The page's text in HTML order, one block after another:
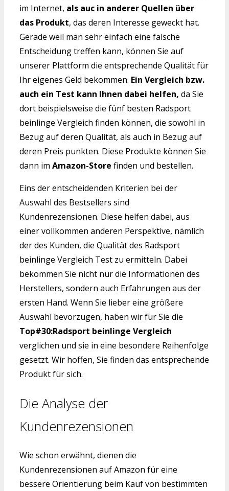
im Internet, als auc in anderer Quellen über
das Produkt, das deren Interesse geweckt hat.
Gerade weil man sehr einfach eine falsche
Entscheidung treffen kann, können Sie auf
unserer Plattform die entsprechende Qualität für
Ihr eigenes Geld bekommen. Ein Vergleich bzw.
auch ein Test kann Ihnen dabei helfen, da Sie
dort beispielsweise die fünf besten Radsport
beinlinge Vergleich finden können, die sowohl in
Bezug auf deren Qualität, als auch in Bezug auf
deren Preis punkten. Diese Produkte können Sie
dann im Amazon-Store finden und bestellen.
Eins der entscheidenden Kriterien bei der
Auswahl des Bestsellers sind
Kundenrezensionen. Diese helfen dabei, aus
einer vollkommen anderen Perspektive, nämlich
der des Kunden, die Qualität des Radsport
beinlinge Vergleich Test zu ermitteln. Dabei
bekommen Sie nicht nur die Informationen des
Herstellers, sondern auch Erfahrungen aus der
ersten Hand. Wenn Sie lieber eine größere
Auswahl bevorzugen, haben wir für Sie die
Top#30:Radsport beinlinge Vergleich
verglichen und sie in eine besondere Reihenfolge
gesetzt. Wir hoffen, Sie finden das entsprechende
Produkt für sich.
Die Analyse der
Kundenrezensionen
Wie schon erwähnt, dienen die
Kundenrezensionen auf Amazon für eine
bessere Orientierung beim Kauf von bestimmten